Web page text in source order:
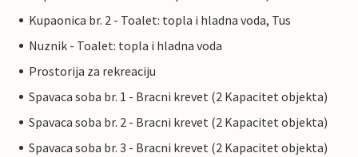
Kupaonica br. 2 - Toalet: topla i hladna voda, Tus
Nuznik - Toalet: topla i hladna voda
Prostorija za rekreaciju
Spavaca soba br. 1 - Bracni krevet (2 Kapacitet objekta)
Spavaca soba br. 2 - Bracni krevet (2 Kapacitet objekta)
Spavaca soba br. 3 - Bracni krevet (2 Kapacitet objekta)